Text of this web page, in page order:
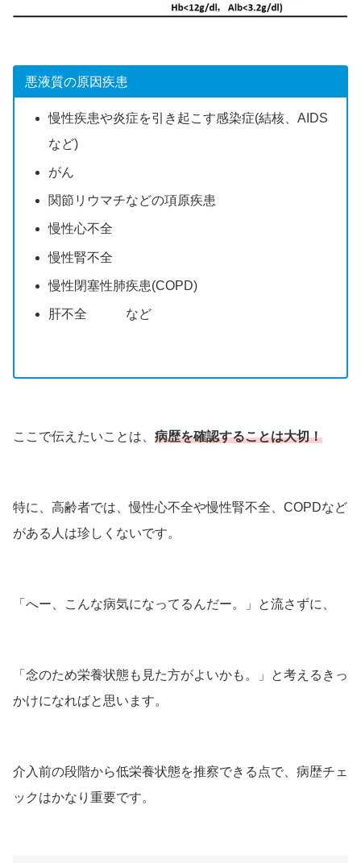
悪液質の原因疾患
慢性疾患や炎症を引き起こす感染症(結核、AIDS
など)
がん
関節リウマチなどの項原疾患
慢性心不全
慢性腎不全
慢性閉塞性肺疾患(COPD)
肝不全 など
ここで伝えたいことは、 病歴を確認することは大切！
特に、高齢者では、慢性心不全や慢性腎不全、COPDなど
がある人は珍しくないです。
「へー、こんな病気になってるんだー。」と流さずに、
「念のため栄養状態も見た方がよいかも。」と考えるきっ
かけになればと思います。
介入前の段階から低栄養状態を推察できる点で、病歴チェ
ックはかなり重要です。